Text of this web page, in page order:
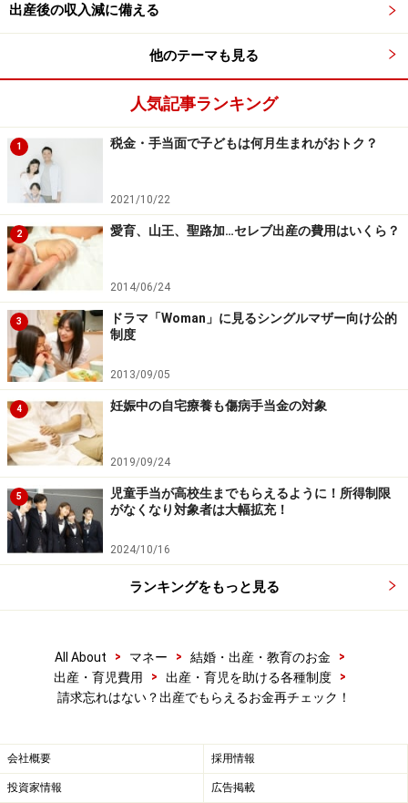
（第3子以降1万5000円）
申請をした日の属する月の翌月分から支給されます（出
から15日以内に請求があれば、翌月分から支給されま
す）。
入院給付金など
帝王切開など妊娠・出産の合併症で入院や手術をした人
で、保険や共済の入院給付金を請求し忘れていた人はい
該当する入院・手術をした日から3年以内なら請求でき
。それを過ぎると時効になり、保険金や給付金の請
求権はなくなってしまいます。
手続きを忘れていた人は、3年経っていなければ今から
でも請求できるので、もらい忘れに気付いたらすぐに手
出産後の収入減に備える
他のテーマも見る
人気記事ランキング
1 税金・手当面で子どもは何月生まれがおトク？
2021/10/22
2 愛育、山王、聖路加…セレブ出産の費用はいくら？
2014/06/24
3
ドラマ「Woman」に見るシングルマザー向け公的
制度
2013/09/05
4 妊娠中の自宅療養も傷病手当金の対象
2019/09/24
5
児童手当が高校生までもらえるように！所得制限
がなくなり対象者は大幅拡充！
2024/10/16
ランキングをもっと見る
All About > マネー > 結婚・出産・教育のお金
>
出産・育児費用
> 出産・育児を助ける各種制度
>
請求忘れはない？出産でもらえるお金再チェック！
会社概要 採用情報
投資家情報 広告掲載